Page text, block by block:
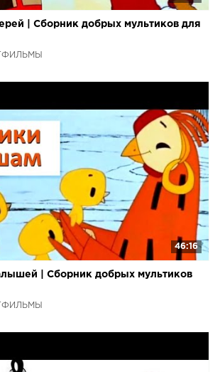
| Сборник добрых мультиков для
46:16
| Сборник добрых мультиков